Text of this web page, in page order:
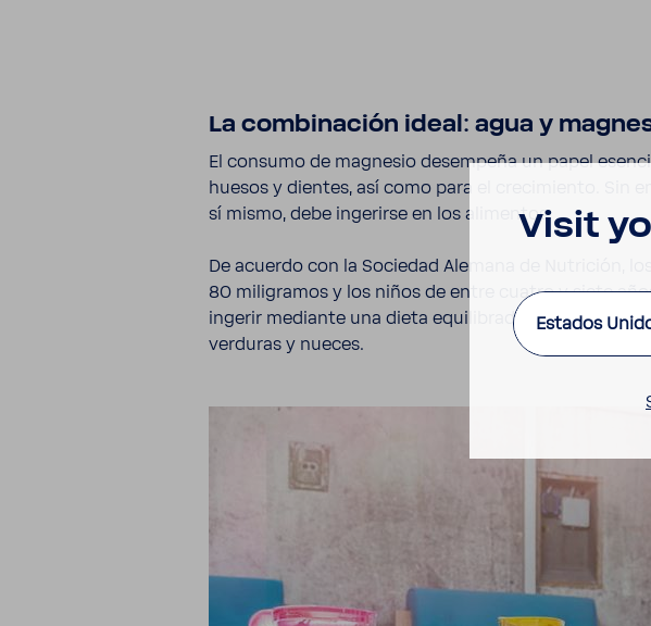
La combi­na­ción ideal: agua y
El consumo de magnesio desem­peña un papel
huesos y dientes, así como para el creci­miento. Sin
sí mismo, debe inge­rirse en los alimentos.
De acuerdo con la Sociedad Alemana de Nutri­ción,
80 mili­gramos y los niños de entre cuatro y siete
ingerir mediante una dieta equi­li­brada que incluya,
verduras y nueces.
Visit
Estados